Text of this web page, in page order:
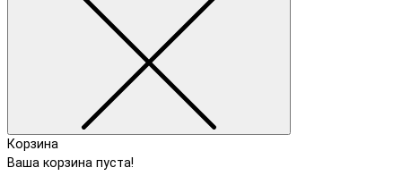
Корзина
Ваша корзина пуста!